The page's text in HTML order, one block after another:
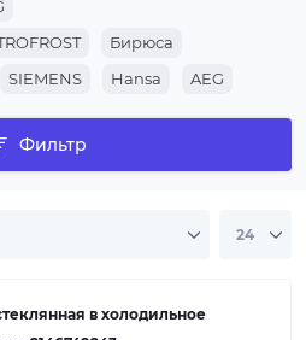
Бирюса
SIEMENS Hansa
AEG
BOSCH Electrolux
Beko
Indesit
Фильтр
в холодильное